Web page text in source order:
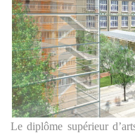
Le diplôme supérieur